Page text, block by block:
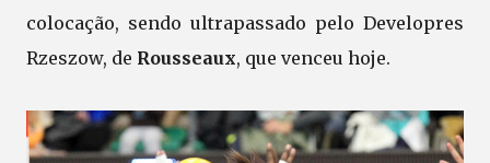
colocação, sendo ultrapassado pelo Developres
Rzeszow, de Rousseaux, que venceu hoje.